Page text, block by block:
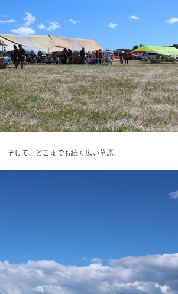
そして、どこまでも続く広い草原、